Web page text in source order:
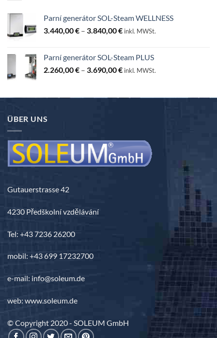
Parní generátor SOL-Steam WELLNESS
3.440,00€ – 3.840,00€Rozpětí
až
3.840,00 €
inkl. MWSt.
Parní generátor SOL-Steam PLUS
2.260,00€ – 3.690,00€Rozpětí
až
inkl. MWSt.
ÜBER UNS
Gutauerstrasse 42
4230 Předškolní vzdělávání
Tel: +43 7236 26200
mobil: +43 699 17232700
e-mail: info@soleum.de
web: www.soleum.de
© Copyright 2020 - SOLEUM GmbH